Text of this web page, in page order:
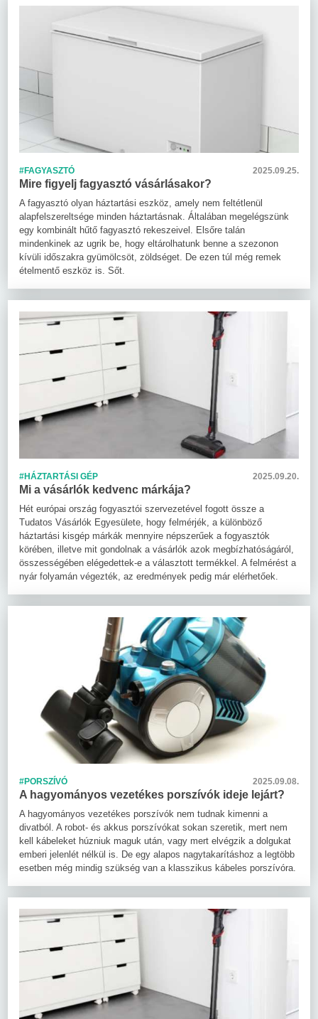
#FAGYASZTÓ 2025.09.25.
Mire figyelj fagyasztó vásárlásakor?
A fagyasztó olyan háztartási eszköz, amely nem feltétlenül
alapfelszereltsége minden háztartásnak. Általában megelégszünk
egy kombinált hűtő fagyasztó rekeszeivel. Elsőre talán
mindenkinek az ugrik be, hogy eltárolhatunk benne a szezonon
kívüli időszakra gyümölcsöt, zöldséget. De ezen túl még remek
ételmentő eszköz is. Sőt.
#HÁZTARTÁSI GÉP 2025.09.20.
Mi a vásárlók kedvenc márkája?
Hét európai ország fogyasztói szervezetével fogott össze a
Tudatos Vásárlók Egyesülete, hogy felmérjék, a különböző
háztartási kisgép márkák mennyire népszerűek a fogyasztók
körében, illetve mit gondolnak a vásárlók azok megbízhatóságáról,
összességében elégedettek-e a választott termékkel. A felmérést a
nyár folyamán végezték, az eredmények pedig már elérhetőek.
#PORSZÍVÓ 2025.09.08.
A hagyományos vezetékes porszívók ideje lejárt?
A hagyományos vezetékes porszívók nem tudnak kimenni a
divatból. A robot- és akkus porszívókat sokan szeretik, mert nem
kell kábeleket húzniuk maguk után, vagy mert elvégzik a dolgukat
emberi jelenlét nélkül is. De egy alapos nagytakarításhoz a legtöbb
esetben még mindig szükség van a klasszikus kábeles porszívóra.